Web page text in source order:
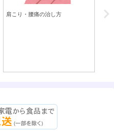
肩こり・腰痛の治し方
第